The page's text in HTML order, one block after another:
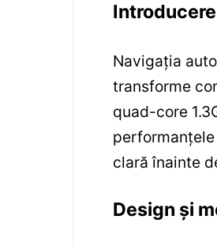
Introducere
Navigația
transforme
quad-core
clară înainte
Design și